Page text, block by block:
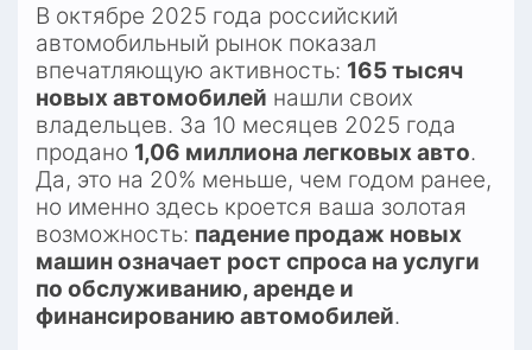
В октябре 2025 года российский
автомобильный рынок показал
впечатляющую активность: 165 тысяч
новых автомобилей нашли своих
владельцев. За 10 месяцев 2025 года
продано 1,06 миллиона легковых авто.
Да, это на 20% меньше, чем годом ранее,
но именно здесь кроется ваша золотая
возможность: падение продаж новых
машин означает рост спроса на услуги
по обслуживанию, аренде и
финансированию автомобилей.​